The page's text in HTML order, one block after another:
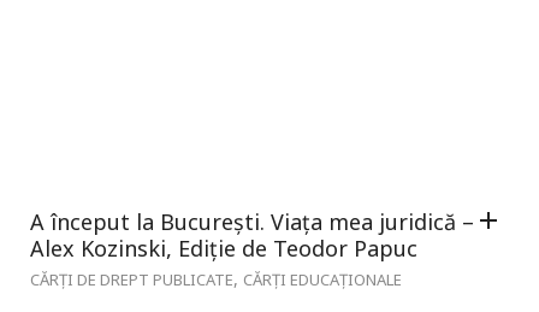
A început la București. Viața mea juridică –
Alex Kozinski, Ediție de Teodor Papuc
CĂRȚI DE DREPT PUBLICATE, CĂRȚI EDUCAȚIONALE